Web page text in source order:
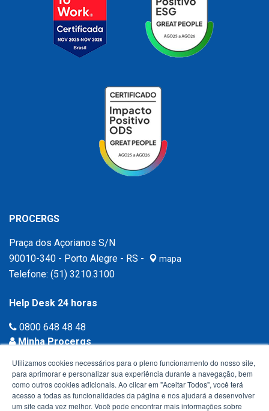
PROCERGS
Praça dos Açorianos S/N
90010-340 - Porto Alegre - RS -
mapa
Telefone: (51) 3210.3100
Help Desk 24 horas
0800 648 48 48
Minha Procergs
Utilizamos cookies necessários para o pleno funcionamento do nosso site,
para aprimorar e personalizar sua experiência durante a navegação, bem
como outros cookies adicionais. Ao clicar em "Aceitar Todos", você terá
acesso a todas as funcionalidades da página e nos ajudará a desenvolver
um site cada vez melhor. Você pode encontrar mais informações sobre